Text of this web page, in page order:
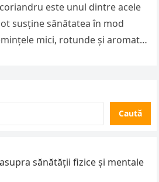
este unul dintre acele
susține sănătatea în mod
mici, rotunde și aromate
Caută
sănătății fizice și mentale